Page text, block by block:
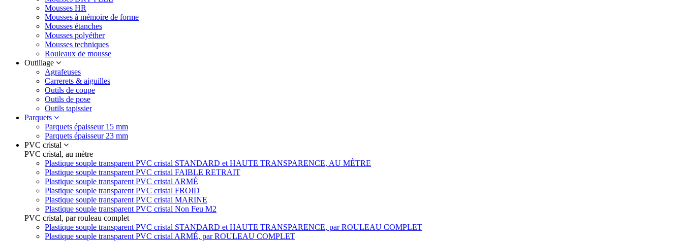
Mousses HR
Mousses à mémoire de forme
Mousses étanches
Mousses polyéther
Mousses techniques
Rouleaux de mousse
Outillage
Agrafeuses
Carrerets & aiguilles
Outils de coupe
Outils de pose
Outils tapissier
Parquets
Parquets épaisseur 15 mm
Parquets épaisseur 23 mm
PVC cristal
PVC cristal, au mètre
Plastique souple transparent PVC cristal STANDARD et HAUTE TRANSPARENCE, AU MÈTRE
Plastique souple transparent PVC cristal FAIBLE RETRAIT
Plastique souple transparent PVC cristal ARMÉ
Plastique souple transparent PVC cristal FROID
Plastique souple transparent PVC cristal MARINE
Plastique souple transparent PVC cristal Non Feu M2
PVC cristal, par rouleau complet
Plastique souple transparent PVC cristal STANDARD et HAUTE TRANSPARENCE, par ROULEAU COMPLET
Plastique souple transparent PVC cristal ARMÉ, par ROULEAU COMPLET